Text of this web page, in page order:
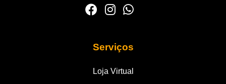
Serviços
Loja Virtual